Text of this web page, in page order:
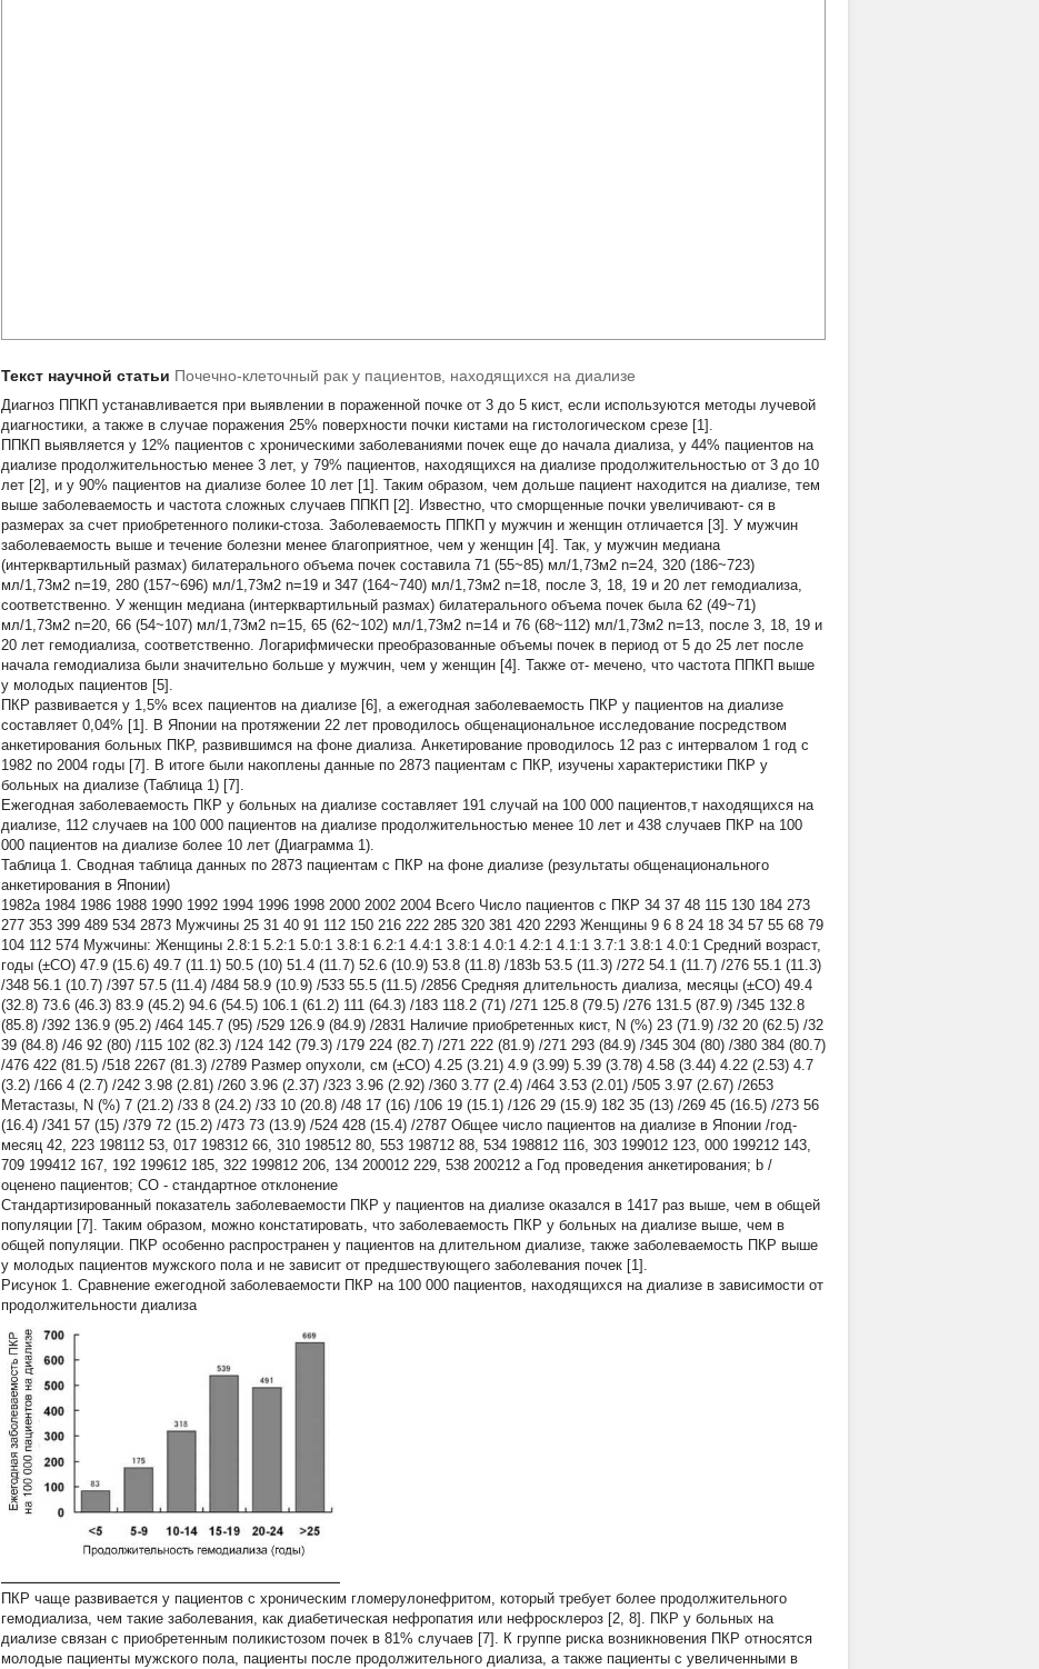
Текст научной статьи Почечно-клеточный рак у пациентов, находящихся на диализе
Диагноз ППКП устанавливается при выявлении в пораженной почке от 3 до 5 кист, если используются методы лучевой
диагностики, а также в случае поражения 25% поверхности почки кистами на гистологическом срезе [1].
ППКП выявляется у 12% пациентов с хроническими заболеваниями почек еще до начала диализа, у 44% пациентов на
диализе продолжительностью менее 3 лет, у 79% пациентов, находящихся на диализе продолжительностью от 3 до 10
лет [2], и у 90% пациентов на диализе более 10 лет [1]. Таким образом, чем дольше пациент находится на диализе, тем
выше заболеваемость и частота сложных случаев ППКП [2]. Известно, что сморщенные почки увеличивают- ся в
размерах за счет приобретенного полики-стоза. Заболеваемость ППКП у мужчин и женщин отличается [3]. У мужчин
заболеваемость выше и течение болезни менее благоприятное, чем у женщин [4]. Так, у мужчин медиана
(интерквартильный размах) билатерального объема почек составила 71 (55~85) мл/1,73м2 n=24, 320 (186~723)
мл/1,73м2 n=19, 280 (157~696) мл/1,73м2 n=19 и 347 (164~740) мл/1,73м2 n=18, после 3, 18, 19 и 20 лет гемодиализа,
соответственно. У женщин медиана (интерквартильный размах) билатерального объема почек была 62 (49~71)
мл/1,73м2 n=20, 66 (54~107) мл/1,73м2 n=15, 65 (62~102) мл/1,73м2 n=14 и 76 (68~112) мл/1,73м2 n=13, после 3, 18, 19 и
20 лет гемодиализа, соответственно. Логарифмически преобразованные объемы почек в период от 5 до 25 лет после
начала гемодиализа были значительно больше у мужчин, чем у женщин [4]. Также от- мечено, что частота ППКП выше
у молодых пациентов [5].
ПКР развивается у 1,5% всех пациентов на диализе [6], а ежегодная заболеваемость ПКР у пациентов на диализе
составляет 0,04% [1]. В Японии на протяжении 22 лет проводилось общенациональное исследование посредством
анкетирования больных ПКР, развившимся на фоне диализа. Анкетирование проводилось 12 раз с интервалом 1 год с
1982 по 2004 годы [7]. В итоге были накоплены данные по 2873 пациентам с ПКР, изучены характеристики ПКР у
больных на диализе (Таблица 1) [7].
Ежегодная заболеваемость ПКР у больных на диализе составляет 191 случай на 100 000 пациентов,т находящихся на
диализе, 112 случаев на 100 000 пациентов на диализе продолжительностью менее 10 лет и 438 случаев ПКР на 100
000 пациентов на диализе более 10 лет (Диаграмма 1).
Таблица 1. Сводная таблица данных по 2873 пациентам с ПКР на фоне диализе (результаты общенационального
анкетирования в Японии)
1982a 1984 1986 1988 1990 1992 1994 1996 1998 2000 2002 2004 Всего Число пациентов с ПКР 34 37 48 115 130 184 273
277 353 399 489 534 2873 Мужчины 25 31 40 91 112 150 216 222 285 320 381 420 2293 Женщины 9 6 8 24 18 34 57 55 68 79
104 112 574 Мужчины: Женщины 2.8:1 5.2:1 5.0:1 3.8:1 6.2:1 4.4:1 3.8:1 4.0:1 4.2:1 4.1:1 3.7:1 3.8:1 4.0:1 Средний возраст,
годы (±СО) 47.9 (15.6) 49.7 (11.1) 50.5 (10) 51.4 (11.7) 52.6 (10.9) 53.8 (11.8) /183b 53.5 (11.3) /272 54.1 (11.7) /276 55.1 (11.3)
/348 56.1 (10.7) /397 57.5 (11.4) /484 58.9 (10.9) /533 55.5 (11.5) /2856 Средняя длительность диализа, месяцы (±СО) 49.4
(32.8) 73.6 (46.3) 83.9 (45.2) 94.6 (54.5) 106.1 (61.2) 111 (64.3) /183 118.2 (71) /271 125.8 (79.5) /276 131.5 (87.9) /345 132.8
(85.8) /392 136.9 (95.2) /464 145.7 (95) /529 126.9 (84.9) /2831 Наличие приобретенных кист, N (%) 23 (71.9) /32 20 (62.5) /32
39 (84.8) /46 92 (80) /115 102 (82.3) /124 142 (79.3) /179 224 (82.7) /271 222 (81.9) /271 293 (84.9) /345 304 (80) /380 384 (80.7)
/476 422 (81.5) /518 2267 (81.3) /2789 Размер опухоли, см (±СО) 4.25 (3.21) 4.9 (3.99) 5.39 (3.78) 4.58 (3.44) 4.22 (2.53) 4.7
(3.2) /166 4 (2.7) /242 3.98 (2.81) /260 3.96 (2.37) /323 3.96 (2.92) /360 3.77 (2.4) /464 3.53 (2.01) /505 3.97 (2.67) /2653
Метастазы, N (%) 7 (21.2) /33 8 (24.2) /33 10 (20.8) /48 17 (16) /106 19 (15.1) /126 29 (15.9) 182 35 (13) /269 45 (16.5) /273 56
(16.4) /341 57 (15) /379 72 (15.2) /473 73 (13.9) /524 428 (15.4) /2787 Общее число пациентов на диализе в Японии /год-
месяц 42, 223 198112 53, 017 198312 66, 310 198512 80, 553 198712 88, 534 198812 116, 303 199012 123, 000 199212 143,
709 199412 167, 192 199612 185, 322 199812 206, 134 200012 229, 538 200212 a Год проведения анкетирования; b /
оценено пациентов; СО - стандартное отклонение
Стандартизированный показатель заболеваемости ПКР у пациентов на диализе оказался в 1417 раз выше, чем в общей
популяции [7]. Таким образом, можно констатировать, что заболеваемость ПКР у больных на диализе выше, чем в
общей популяции. ПКР особенно распространен у пациентов на длительном диализе, также заболеваемость ПКР выше
у молодых пациентов мужского пола и не зависит от предшествующего заболевания почек [1].
Рисунок 1. Сравнение ежегодной заболеваемости ПКР на 100 000 пациентов, находящихся на диализе в зависимости от
продолжительности диализа
ПКР чаще развивается у пациентов с хроническим гломерулонефритом, который требует более продолжительного
гемодиализа, чем такие заболевания, как диабетическая нефропатия или нефросклероз [2, 8]. ПКР у больных на
диализе связан с приобретенным поликистозом почек в 81% случаев [7]. К группе риска возникновения ПКР относятся
молодые пациенты мужского пола, пациенты после продолжительного диализа, а также пациенты с увеличенными в